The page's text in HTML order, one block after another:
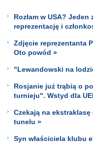
Rozłam w USA?
reprezentację i
Zdjęcie reprezentanta
Oto powód »
"Lewandowski na
Rosjanie już trąbią o
turnieju". Wstyd dla
Czekają na
tunelu »
Syn właściciela klubu